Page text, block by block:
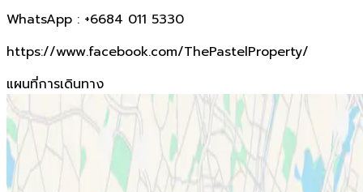
WhatsApp : +6684 011 5330
https://www.facebook.com/ThePastelProperty/
แผนที่การเดินทาง